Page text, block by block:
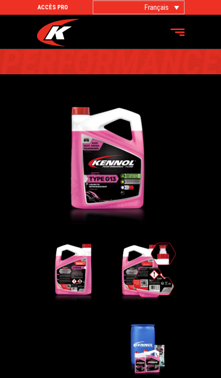
ACCÈS PRO Français
PRODUITS